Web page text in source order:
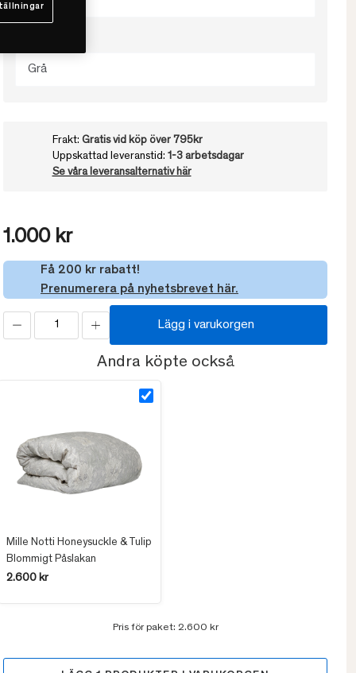
Grå
Frakt: Gratis vid köp över 795kr
Uppskattad leveranstid: 1-3 arbetsdagar
Se våra leveransalternativ här
1.000 kr
Få 200 kr rabatt!
Prenumerera på nyhetsbrevet här.
Lägg i varukorgen
Andra köpte också
Mille Notti Honeysuckle & Tulip
Blommigt Påslakan
2.600 kr
Pris för paket: 2.600 kr